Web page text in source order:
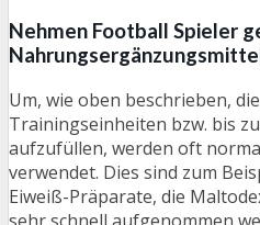
Nehmen Football Spieler
Um, wie oben beschrieben,
Trainingseinheiten bzw. bis
aufzufüllen, werden oft
verwendet. Dies sind zum
Eiweiß-Präparate, die
sehr schnell aufgenommen